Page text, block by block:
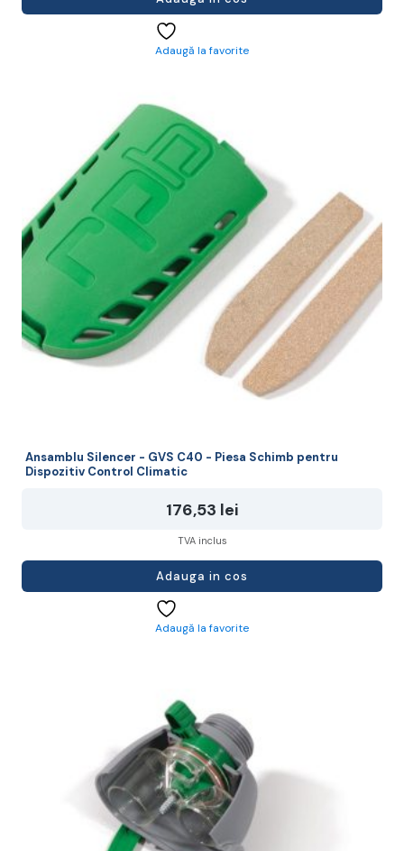
Adaugă la favorite
Ansamblu Silencer - GVS C40 - Piesa Schimb pentru
Dispozitiv Control Climatic
176,53 lei
TVA inclus
Adauga in cos
Adaugă la favorite